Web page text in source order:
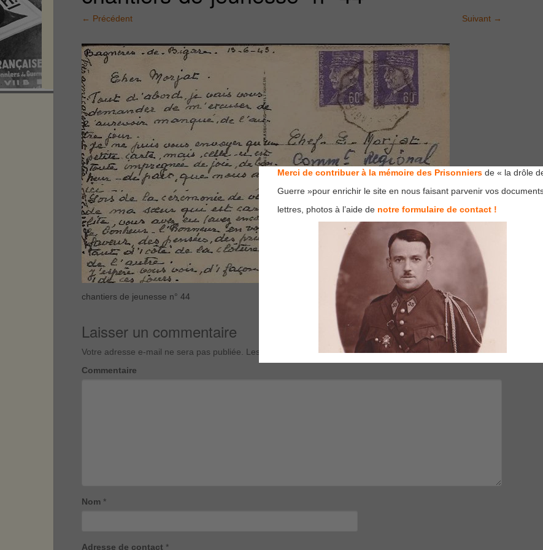
← Précédent Suivant →
chantiers de jeunesse n° 44
Laisser un commentaire
Votre adresse e-mail ne sera pas publiée. Les champs obligatoires sont indiqués avec*
Commentaire
Nom *
Adresse de contact *
Merci de contribuer à la mémoire des Prisonniers de « la drôle
Guerre »pour enrichir le site en nous faisant parvenir vos
lettres, photos à l’aide de notre formulaire de contact !